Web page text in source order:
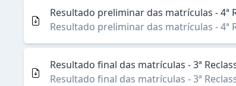
Resultado preliminar das matrículas - 4ª
Resultado preliminar das matrículas - 4ª
Resultado final das matrículas - 3ª
Resultado final das matrículas - 3ª